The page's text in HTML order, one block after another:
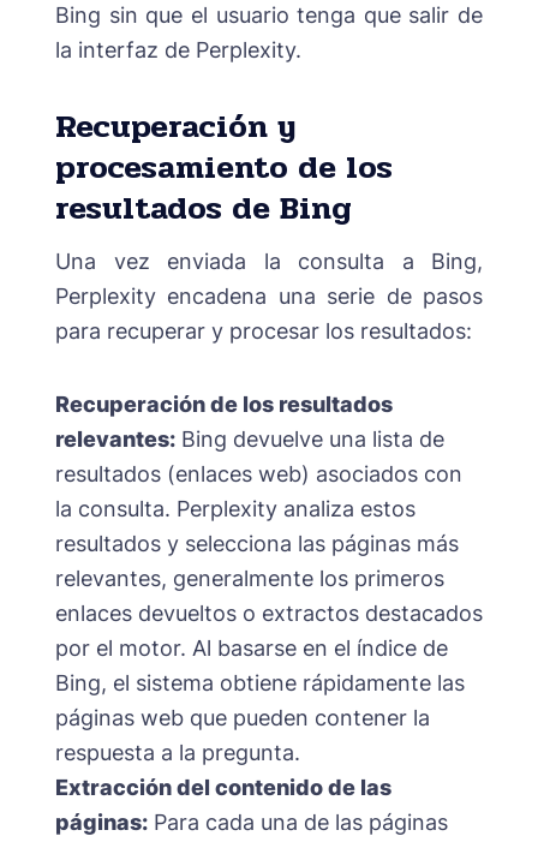
Bing sin que el usuario tenga que salir de
la interfaz de Perplexity.
Recuperación y
procesamiento de los
resultados de Bing
Una vez enviada la consulta a Bing,
Perplexity encadena una serie de pasos
para recuperar y procesar los resultados:
Recuperación de los resultados
relevantes: Bing devuelve una lista de
resultados (enlaces web) asociados con
la consulta. Perplexity analiza estos
resultados y selecciona las páginas más
relevantes, generalmente los primeros
enlaces devueltos o extractos destacados
por el motor. Al basarse en el índice de
Bing, el sistema obtiene rápidamente las
páginas web que pueden contener la
respuesta a la pregunta.
Extracción del contenido de las
páginas: Para cada una de las páginas